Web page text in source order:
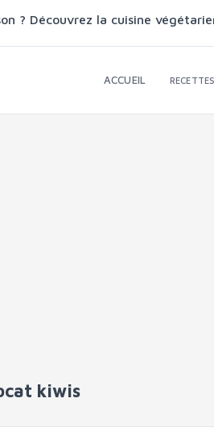
? Découvrez la cuisine
ACCUEIL
kiwis